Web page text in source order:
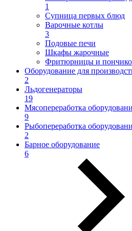
1
Супница первых блюд
Варочные котлы
3
Подовые печи
Шкафы жарочные
Фритюрницы и
Оборудование для
2
Льдогенераторы
19
Мясопереработка
9
Рыбопереработка
2
Барное оборудование
6